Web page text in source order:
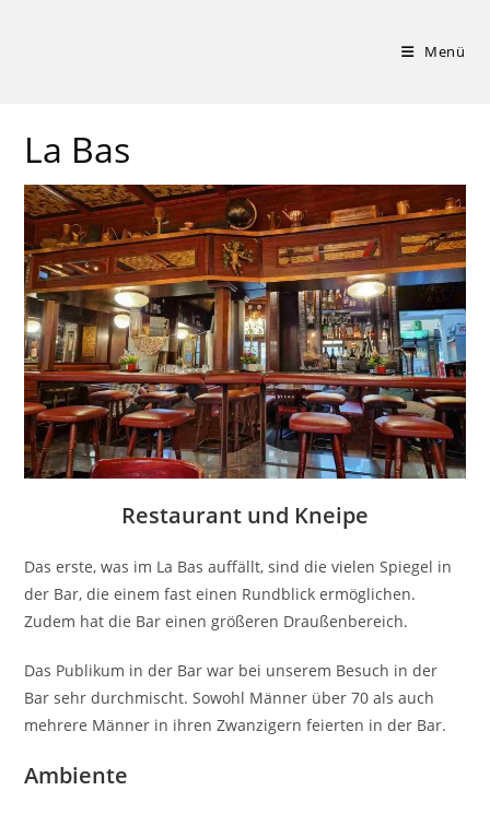
Menü
La Bas
Restaurant und Kneipe
Das erste, was im La Bas auffällt, sind die vielen Spiegel in
der Bar, die einem fast einen Rundblick ermöglichen.
Zudem hat die Bar einen größeren Draußenbereich.
Das Publikum in der Bar war bei unserem Besuch in der
Bar sehr durchmischt. Sowohl Männer über 70 als auch
mehrere Männer in ihren Zwanzigern feierten in der Bar.
Ambiente